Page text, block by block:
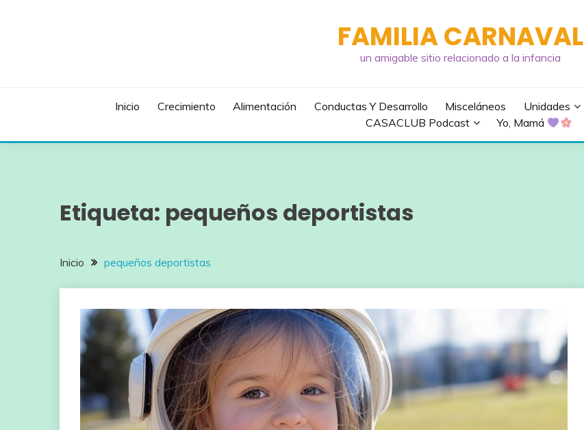
FAMILIA CARNAVAL
un amigable sitio relacionado a la infancia
Inicio Crecimiento Alimentación Conductas Y Desarrollo Misceláneos Unidades
CASACLUB Podcast
Yo, Mamá
Etiqueta: pequeños deportistas
Inicio pequeños deportistas